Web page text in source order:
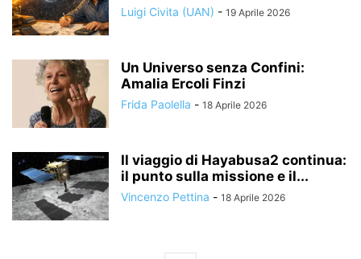
Luigi Civita (UAN) - 19 Aprile 2026
Un Universo senza Confini:
Amalia Ercoli Finzi
Frida Paolella - 18 Aprile 2026
Il viaggio di Hayabusa2 continua:
il punto sulla missione e il...
Vincenzo Pettina - 18 Aprile 2026